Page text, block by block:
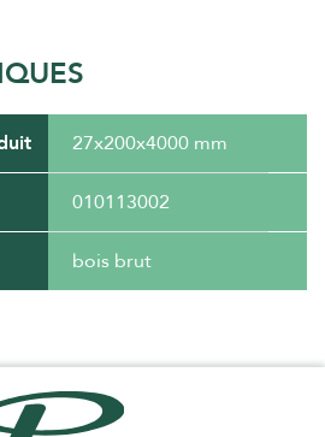
27x200x4000 mm
010113002
bois brut